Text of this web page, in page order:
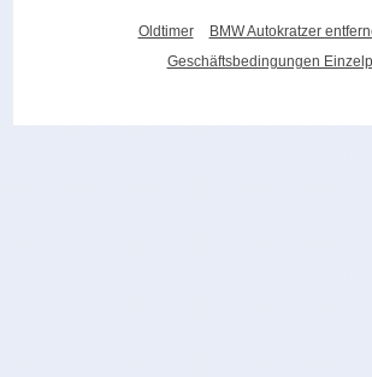
Oldtimer BMW Autokratzer
Geschäftsbedingungen